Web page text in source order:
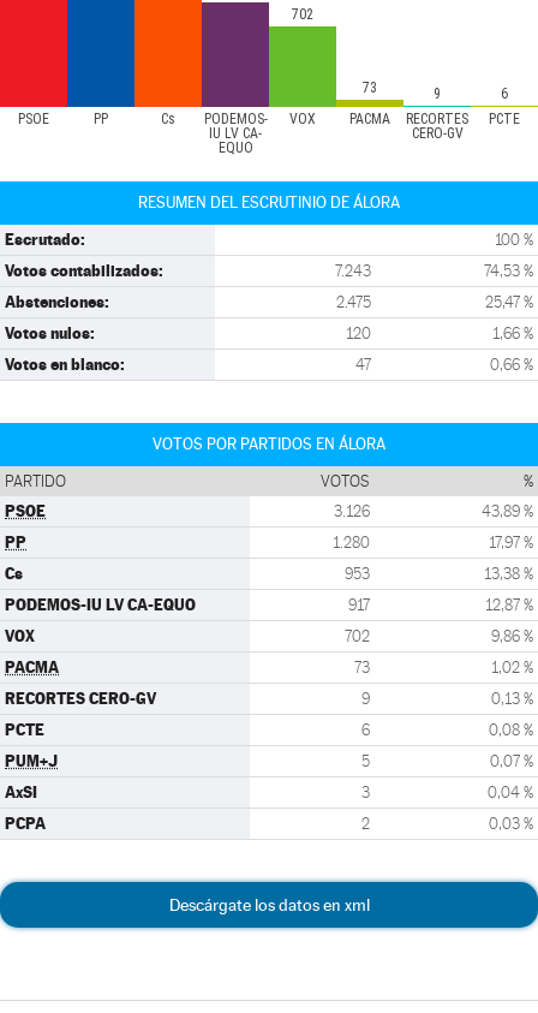
PSOE PP Cs
PODEMOS-
IU LV CA-
EQUO
VOX PACMA
RECORTES
CERO-GV
PCTE
702
73 9 6
RESUMEN DEL ESCRUTINIO DE ÁLORA
Escrutado: 100 %
Votos contabilizados: 7.243 74,53 %
Abstenciones: 2.475 25,47 %
Votos nulos: 120 1,66 %
Votos en blanco: 47 0,66 %
VOTOS POR PARTIDOS EN ÁLORA
PARTIDO VOTOS %
PSOE 3.126 43,89 %
PP 1.280 17,97 %
Cs 953 13,38 %
PODEMOS-IU LV CA-EQUO 917 12,87 %
VOX 702 9,86 %
PACMA 73 1,02 %
RECORTES CERO-GV 9 0,13 %
PCTE 6 0,08 %
PUM+J 5 0,07 %
AxSI 3 0,04 %
PCPA 2 0,03 %
Descárgate los datos en xml